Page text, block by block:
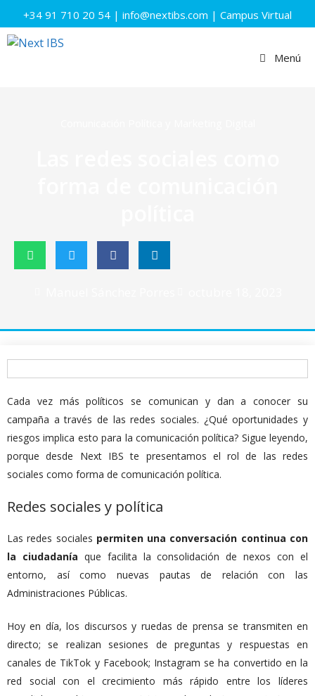
+34 91 710 20 54 | info@nextibs.com | Campus Virtual
Menú
Cada vez más políticos se comunican y dan a conocer su
campaña a través de las redes sociales. ¿Qué oportunidades y
riesgos implica esto para la comunicación política? Sigue leyendo,
porque desde Next IBS te presentamos el rol de las redes
sociales como forma de comunicación política.
Redes sociales y política
Las redes sociales permiten una conversación continua con
la ciudadanía que facilita la consolidación de nexos con el
entorno, así como nuevas pautas de relación con las
Administraciones Públicas.
Hoy en día, los discursos y ruedas de prensa se transmiten en
directo; se realizan sesiones de preguntas y respuestas en
canales de TikTok y Facebook; Instagram se ha convertido en la
red social con el crecimiento más rápido entre los líderes